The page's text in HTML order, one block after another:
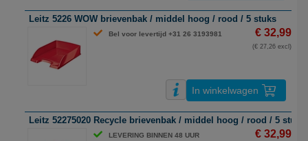
Leitz 5226 WOW brievenbak / middel hoog / rood / 5 stuks
Bel voor levertijd +31 26 3193981 € 32,99
(€ 27,26 excl)
In winkelwagen
Leitz 52275020 Recycle brievenbak / middel hoog / rood / 5 stuks
LEVERING BINNEN 48 UUR € 32,99